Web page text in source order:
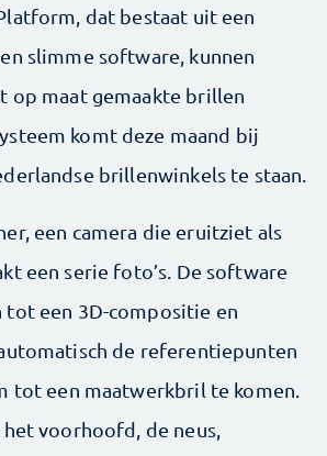
dat bestaat uit een
slimme software, kunnen
op maat gemaakte brillen
komt deze maand bij
brillenwinkels te staan.
een camera die eruitziet als
een serie foto’s. De software
tot een 3D-compositie en
de referentiepunten
tot een maatwerkbril te komen.
voorhoofd, de neus,